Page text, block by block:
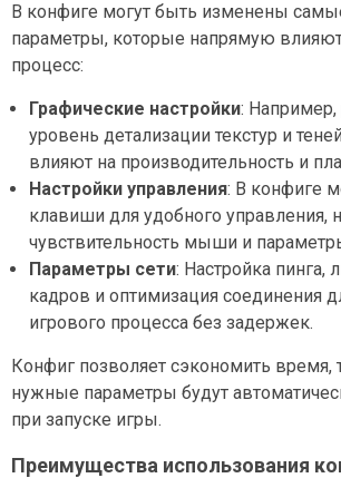
В конфиге могут быть изменены
параметры, которые напрямую
процесс:
Графические настройки:
уровень детализации текстур и
влияют на производительность и
Настройки управления: В конфиге
клавиши для удобного управления,
чувствительность мыши и
Параметры сети: Настройка пинга,
кадров и оптимизация соединения
игрового процесса без задержек.
Конфиг позволяет сэкономить время,
нужные параметры будут
при запуске игры.
Преимущества использования